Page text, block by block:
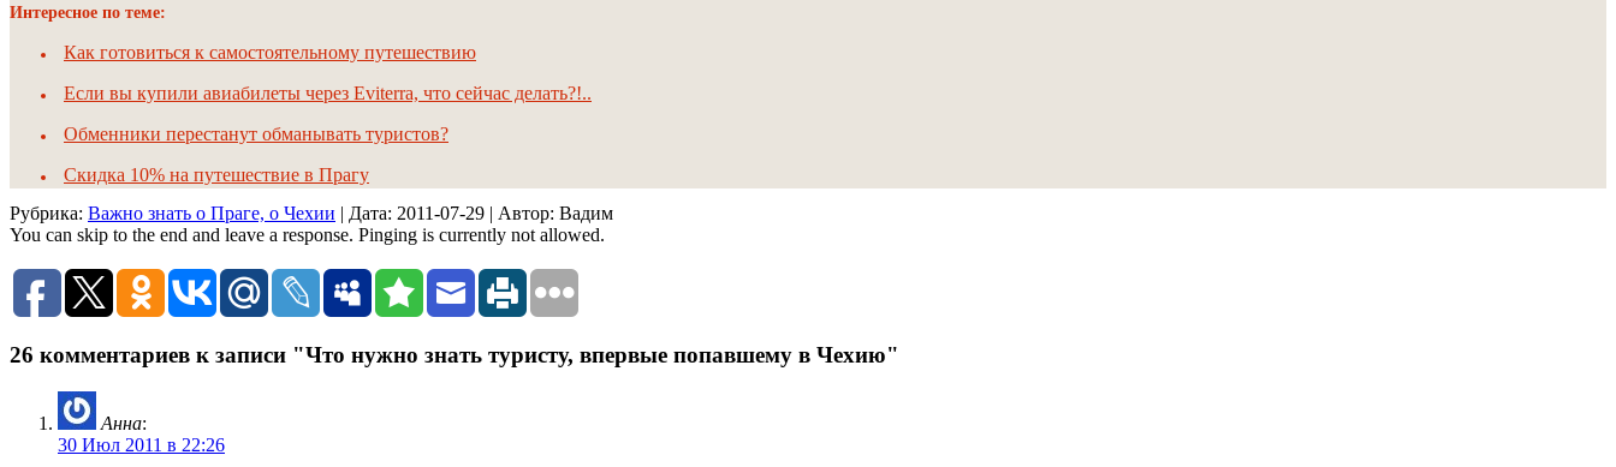
Интересное по теме:
Как готовиться к самостоятельному путешествию
Если вы купили авиабилеты через Eviterra, что сейчас делать?!..
Обменники перестанут обманывать туристов?
Скидка 10% на путешествие в Прагу
Рубрика: Важно знать о Праге, о Чехии | Дата: 2011-07-29 | Автор: Вадим
You can skip to the end and leave a response. Pinging is currently not allowed.
26 комментариев к записи "Что нужно знать туристу, впервые попавшему в Чехию"
Анна:
30 Июл 2011 в 22:26